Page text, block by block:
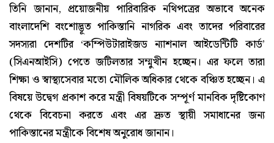
তিনি জানান, প্রয়োজনীয় পারিবারিক নথিপত্রের অভাবে অনেক
বাংলাদেশি বংশোদ্ভূত পাকিস্তানি নাগরিক এবং তাদের পরিবারের
সদস্যরা দেশটির ‘কম্পিউটারাইজড ন্যাশনাল আইডেন্টিটি কার্ড’
(সিএনআইসি) পেতে জটিলতার সম্মুখীন হচ্ছেন। এর ফলে তারা
শিক্ষা ও স্বাস্থ্যসেবার মতো মৌলিক অধিকার থেকে বঞ্চিত হচ্ছেন। এ
বিষয়ে উদ্বেগ প্রকাশ করে মন্ত্রী বিষয়টিকে সম্পূর্ণ মানবিক দৃষ্টিকোণ
থেকে বিবেচনা করতে এবং এর দ্রুত স্থায়ী সমাধানের জন্য
পাকিস্তানের মন্ত্রীকে বিশেষ অনুরোধ জানান।